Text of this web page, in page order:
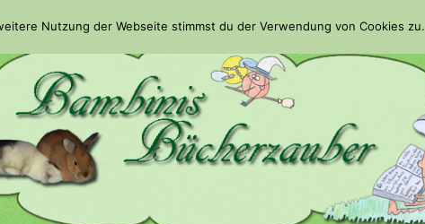
Nutzung der Webseite stimmst du der Verwendung von Cookies zu.